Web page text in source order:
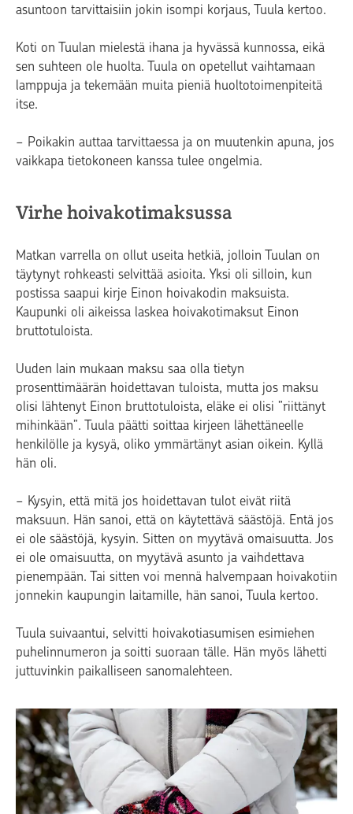
asuntoon tarvittaisiin jokin isompi korjaus, Tuula kertoo.
Koti on Tuulan mielestä ihana ja hyvässä kunnossa, eikä
sen suhteen ole huolta. Tuula on opetellut vaihtamaan
lamppuja ja tekemään muita pieniä huoltotoimenpiteitä
itse.
− Poikakin auttaa tarvittaessa ja on muutenkin apuna, jos
vaikkapa tietokoneen kanssa tulee ongelmia.
Virhe hoivakotimaksussa
Matkan varrella on ollut useita hetkiä, jolloin Tuulan on
täytynyt rohkeasti selvittää asioita. Yksi oli silloin, kun
postissa saapui kirje Einon hoivakodin maksuista.
Kaupunki oli aikeissa laskea hoivakotimaksut Einon
bruttotuloista.
Uuden lain mukaan maksu saa olla tietyn
prosenttimäärän hoidettavan tuloista, mutta jos maksu
olisi lähtenyt Einon bruttotuloista, eläke ei olisi ”riittänyt
mihinkään”. Tuula päätti soittaa kirjeen lähettäneelle
henkilölle ja kysyä, oliko ymmärtänyt asian oikein. Kyllä
hän oli.
− Kysyin, että mitä jos hoidettavan tulot eivät riitä
maksuun. Hän sanoi, että on käytettävä säästöjä. Entä jos
ei ole säästöjä, kysyin. Sitten on myytävä omaisuutta. Jos
ei ole omaisuutta, on myytävä asunto ja vaihdettava
pienempään. Tai sitten voi mennä halvempaan hoivakotiin
jonnekin kaupungin laitamille, hän sanoi, Tuula kertoo.
Tuula suivaantui, selvitti hoivakotiasumisen esimiehen
puhelinnumeron ja soitti suoraan tälle. Hän myös lähetti
juttuvinkin paikalliseen sanomalehteen.